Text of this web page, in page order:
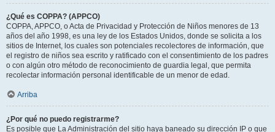
¿Qué es COPPA? (APPCO)
COPPA, APPCO, o Acta de Privacidad y Protección de Niños menores de 13
años del año 1998, es una ley de los Estados Unidos, donde se solicita a los
sitios de Internet, los cuales son potenciales recolectores de información, que
el registro de niños sea escrito y ratificado con el consentimiento de los padres
o con algún otro método de reconocimiento de guardia legal, que permita
recolectar información personal identificable de un menor de edad.
Arriba
¿Por qué no puedo registrarme?
Es posible que La Administración del sitio haya baneado su dirección IP o que